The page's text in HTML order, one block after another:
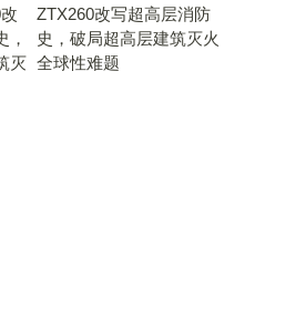
ZTX260改写超高层消防
史，破局超高层建筑灭火
全球性难题